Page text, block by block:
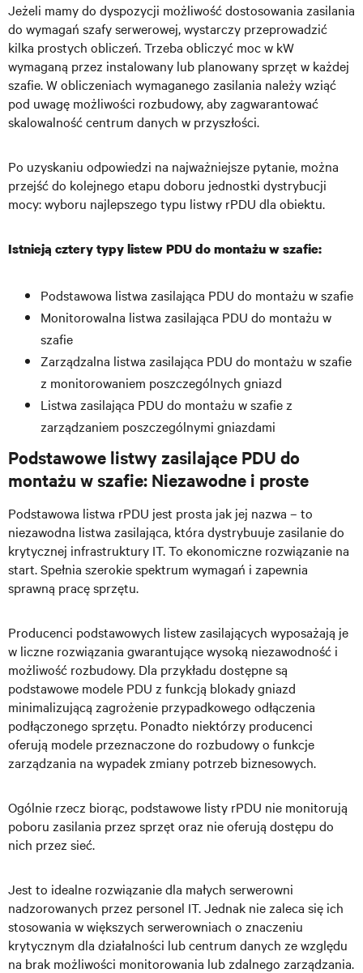
Jeżeli mamy do dyspozycji możliwość dostosowania zasilania
do wymagań szafy serwerowej, wystarczy przeprowadzić
kilka prostych obliczeń. Trzeba obliczyć moc w kW
wymaganą przez instalowany lub planowany sprzęt w każdej
szafie. W obliczeniach wymaganego zasilania należy wziąć
pod uwagę możliwości rozbudowy, aby zagwarantować
skalowalność centrum danych w przyszłości.
Po uzyskaniu odpowiedzi na najważniejsze pytanie, można
przejść do kolejnego etapu doboru jednostki dystrybucji
mocy: wyboru najlepszego typu listwy rPDU dla obiektu.
Istnieją cztery typy listew PDU do montażu w szafie:
Podstawowa listwa zasilająca PDU do montażu w szafie
Monitorowalna listwa zasilająca PDU do montażu w
szafie
Zarządzalna listwa zasilająca PDU do montażu w szafie
z monitorowaniem poszczególnych gniazd
Listwa zasilająca PDU do montażu w szafie z
zarządzaniem poszczególnymi gniazdami
Podstawowe listwy zasilające PDU do
montażu w szafie: Niezawodne i proste
Podstawowa listwa rPDU jest prosta jak jej nazwa – to
niezawodna listwa zasilająca, która dystrybuuje zasilanie do
krytycznej infrastruktury IT. To ekonomiczne rozwiązanie na
start. Spełnia szerokie spektrum wymagań i zapewnia
sprawną pracę sprzętu.
Producenci podstawowych listew zasilających wyposażają je
w liczne rozwiązania gwarantujące wysoką niezawodność i
możliwość rozbudowy. Dla przykładu dostępne są
podstawowe modele PDU z funkcją blokady gniazd
minimalizującą zagrożenie przypadkowego odłączenia
podłączonego sprzętu. Ponadto niektórzy producenci
oferują modele przeznaczone do rozbudowy o funkcje
zarządzania na wypadek zmiany potrzeb biznesowych.
Ogólnie rzecz biorąc, podstawowe listy rPDU nie monitorują
poboru zasilania przez sprzęt oraz nie oferują dostępu do
nich przez sieć.
Jest to idealne rozwiązanie dla małych serwerowni
nadzorowanych przez personel IT. Jednak nie zaleca się ich
stosowania w większych serwerowniach o znaczeniu
krytycznym dla działalności lub centrum danych ze względu
na brak możliwości monitorowania lub zdalnego zarządzania.